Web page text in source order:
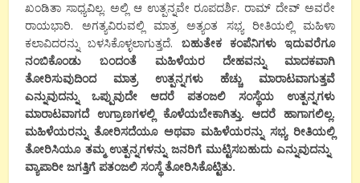
ಖಂಡಿತಾ ಸಾಧ್ಯವಿಲ್ಲ. ಅಲ್ಲಿ ಆ ಉತ್ಪನ್ನವೇ ರೂಪದರ್ಶಿ. ರಾಮ್ ದೇವ್ ಅವರೇ
ರಾಯಭಾರಿ. ಅಗತ್ಯವಿರುವಲ್ಲಿ ಮಾತ್ರ ಅತ್ಯಂತ ಸಭ್ಯ ರೀತಿಯಲ್ಲಿ ಮಹಿಳಾ
ಕಲಾವಿದರನ್ನು ಬಳಸಿಕೊಳ್ಳಲಾಗುತ್ತದೆ. ಬಹುತೇಕ ಕಂಪೆನಿಗಳು ಇದುವರೆಗೂ
ನಂಬಿಕೊಂಡು ಬಂದಂತೆ ಮಹಿಳೆಯರ ದೇಹವನ್ನು ಮಾದಕವಾಗಿ
ತೋರಿಸುವುದಿಂದ ಮಾತ್ರ ಉತ್ಪನ್ನಗಳು ಹೆಚ್ಚು ಮಾರಾಟವಾಗುತ್ತವೆ
ಎನ್ನುವುದನ್ನು ಒಪ್ಪುವುದೇ ಆದರೆ ಪತಂಜಲಿ ಸಂಸ್ಥೆಯ ಉತ್ಪನ್ನಗಳು
ಮಾರಾಟವಾಗದೆ ಉಗ್ರಾಣಗಳಲ್ಲಿ ಕೊಳೆಯಬೇಕಾಗಿತ್ತು. ಆದರೆ ಹಾಗಾಗಲಿಲ್ಲ.
ಮಹಿಳೆಯರನ್ನು ತೋರಿಸದೆಯೂ ಅಥವಾ ಮಹಿಳೆಯರನ್ನು ಸಭ್ಯ ರೀತಿಯಲ್ಲಿ
ತೋರಿಸಿಯೂ ತಮ್ಮ ಉತ್ಪನ್ನಗಳನ್ನು ಜನರಿಗೆ ಮುಟ್ಟಿಸಬಹುದು ಎನ್ನುವುದನ್ನು ​
ವ್ಯಾಪಾರೀ ಜಗತ್ತಿಗೆ ​ಪತಂಜಲಿ ಸಂಸ್ಥೆ ತೋರಿಸಿಕೊಟ್ಟಿತು.